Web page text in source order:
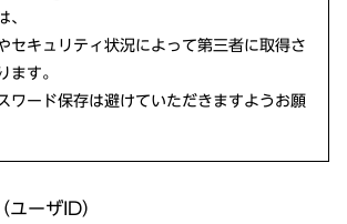
、
セキュリティ状況によって第三者に取得さ
ます。
ワード保存は避けていただきますようお願
ユーザID）